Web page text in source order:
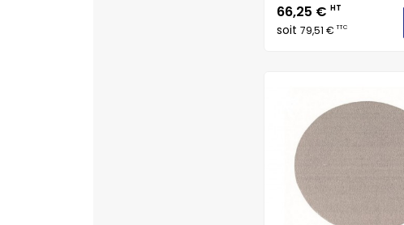
Prix
66,25 € HT
soit 79,51 €TTC